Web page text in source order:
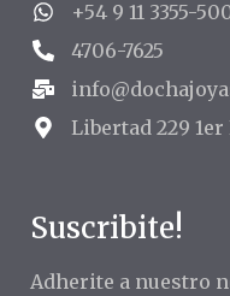
+54 9 11 3355-
4706-7625
Libertad 229 1er
Suscribite!
Adherite a nuestro